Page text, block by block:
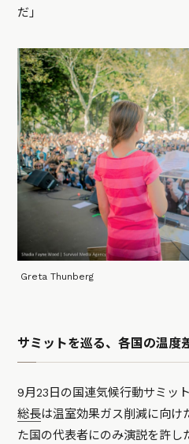
だ」
Greta Thunberg
サミットを巡る、各国の温度
9月23日の国連気候行動サミット
総長は温室効果ガス削減に向け
た国の代表者にのみ演説を許し